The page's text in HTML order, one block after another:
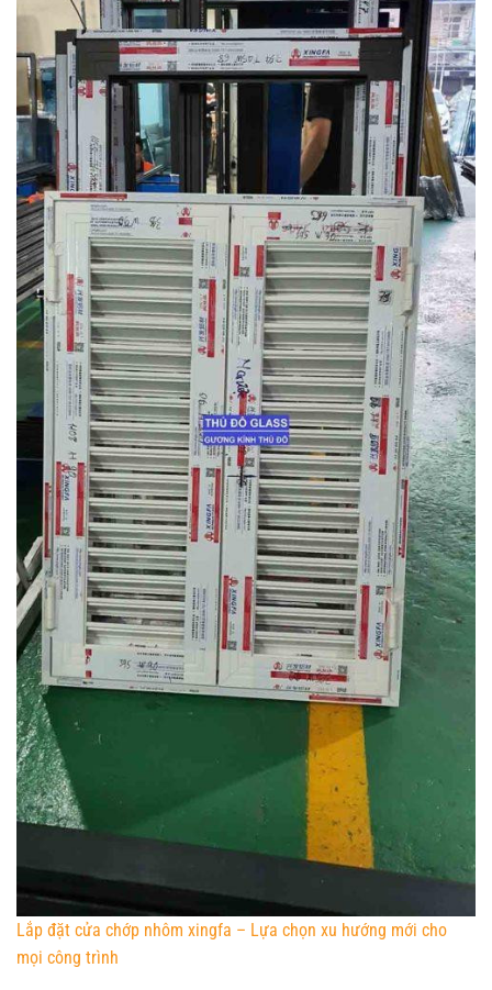
Lắp đặt cửa chớp nhôm xingfa – Lựa chọn xu hướng mới cho
mọi công trình